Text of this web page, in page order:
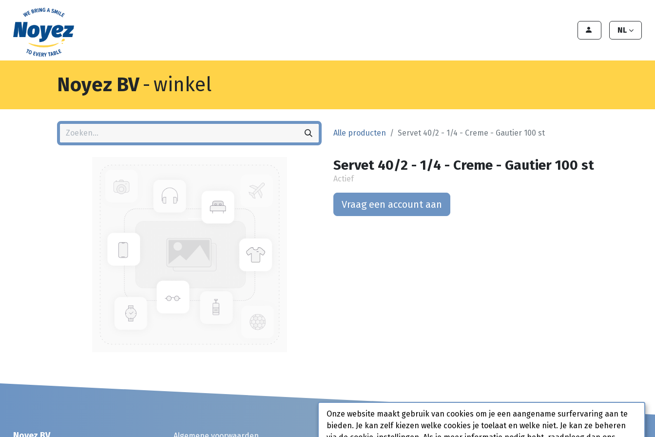
NL
Noyez BV- winkel
Alle producten Servet 40/2 - 1/4 - Creme - Gautier 100 st
Servet 40/2 - 1/4 - Creme - Gautier 100 st
Actief
Vraag een account aan
Onze website maakt gebruik van cookies om je een aangename surfervaring aan te
bieden. Je kan zelf kiezen welke cookies je toelaat en welke niet. Je kan ze beheren